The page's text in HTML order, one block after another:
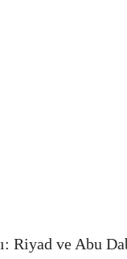
Riyad ve Abu